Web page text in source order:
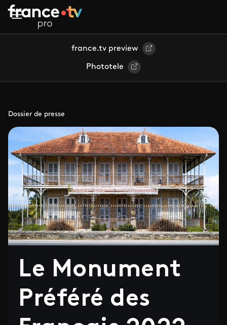
Aller au contenu principal
france.tv preview
Phototele
Dossier de presse
Le Monument
Préféré des